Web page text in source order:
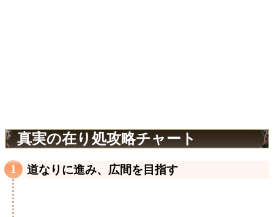
真実の在り処攻略チャート
道なりに進み、広間を目指す